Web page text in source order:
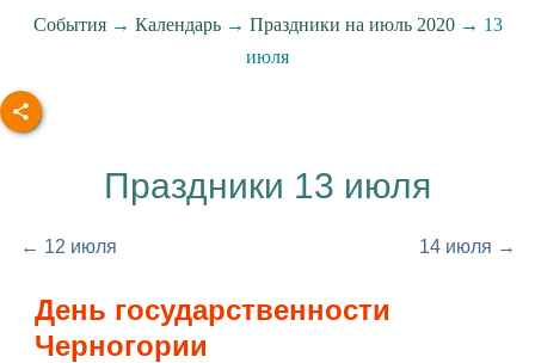
События→ Календарь→ Праздники на июль 2020→ 13
июля
Праздники 13 июля
← 12 июля 14 июля →
День государственности
Черногории